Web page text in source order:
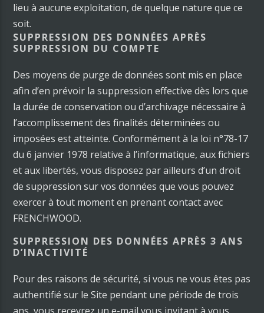
lieu à aucune exploitation, de quelque nature que ce
soit.
SUPPRESSION DES DONNÉES APRÈS
SUPPRESSION DU COMPTE
Des moyens de purge de données sont mis en place
afin d’en prévoir la suppression effective dès lors que
la durée de conservation ou d’archivage nécessaire à
l’accomplissement des finalités déterminées ou
imposées est atteinte. Conformément à la loi n°78-17
du 6 janvier 1978 relative à l’informatique, aux fichiers
et aux libertés, vous disposez par ailleurs d’un droit
de suppression sur vos données que vous pouvez
exercer à tout moment en prenant contact avec
FRENCHWOOD.
SUPPRESSION DES DONNÉES APRÈS 3 ANS
D’INACTIVITÉ
Pour des raisons de sécurité, si vous ne vous êtes pas
authentifié sur le Site pendant une période de trois